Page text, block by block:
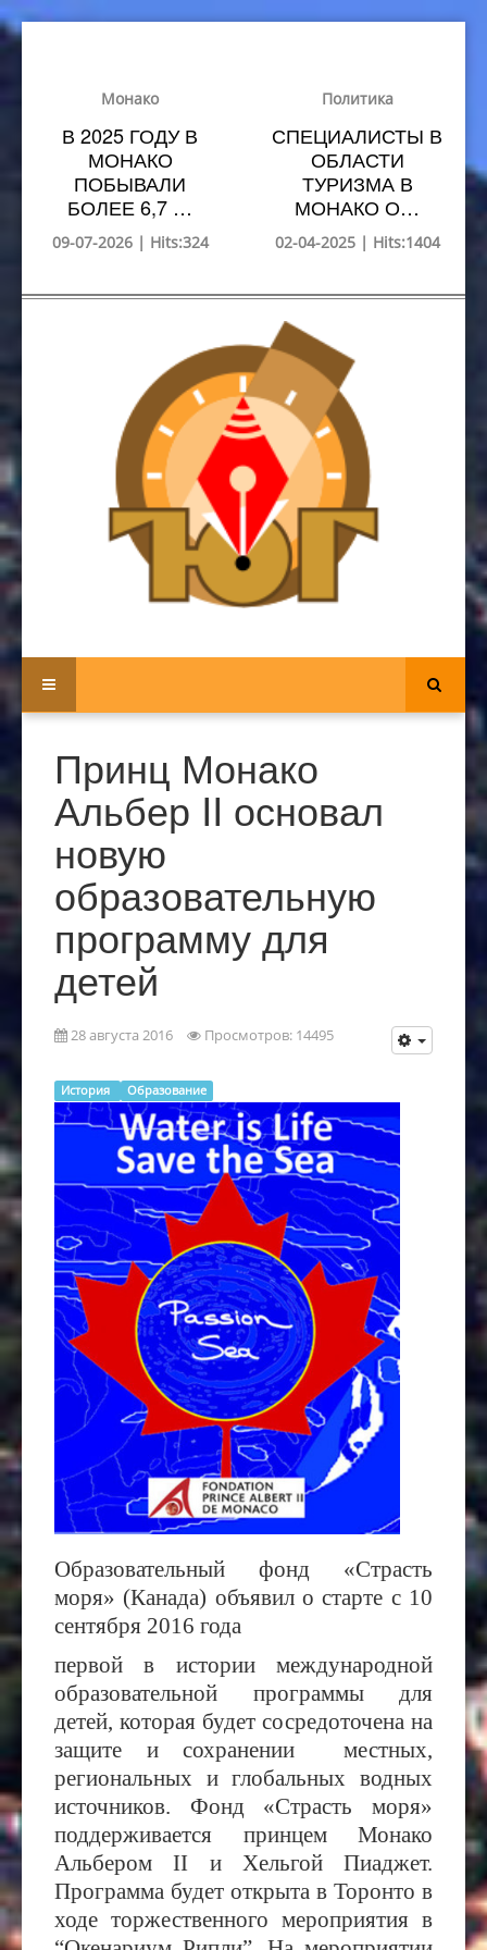
Монако
В 2025 ГОДУ В
МОНАКО
ПОБЫВАЛИ
БОЛЕЕ 6,7 …
09-07-2026 | Hits:324
Политика
СПЕЦИАЛИСТЫ В
ОБЛАСТИ
ТУРИЗМА В
МОНАКО О…
02-04-2025 | Hits:1404
Принц Монако
Альбер II основал
новую
образовательную
программу для
детей
28 августа 2016 Просмотров: 14495
История Образование
Образовательный фонд «Страсть
моря» (Канада) объявил о старте с 10
сентября 2016 года
первой в истории международной
образовательной программы для
детей, которая будет сосредоточена на
защите и сохранении местных,
региональных и глобальных водных
источников. Фонд «Страсть моря»
поддерживается принцем Монако
АльберомII и Хельгой Пиаджет.
Программа будет открыта в Торонто в
ходе торжественного мероприятия в